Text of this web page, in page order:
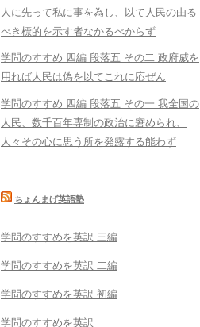
人に先って私に事を為し、以て人民の由る
べき標的を示す者なかるべからず
学問のすすめ 四編 段落五 その二 政府威を
用れば人民は偽を以てこれに応ぜん
学問のすすめ 四編 段落五 その一 我全国の
人民、数千百年専制の政治に窘められ、
人々その心に思う所を発露する能わず
ちょんまげ英語塾
学問のすすめを英訳 三編
学問のすすめを英訳 二編
学問のすすめを英訳 初編
学問のすすめを英訳